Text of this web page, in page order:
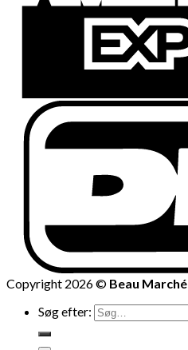
Copyright 2026 © Beau Marché
Søg efter: